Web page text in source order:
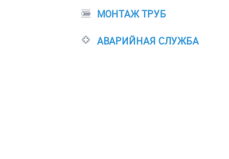
МОНТАЖ ТРУБ
АВАРИЙНАЯ СЛУЖБА